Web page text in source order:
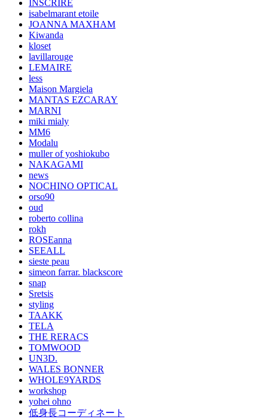
INSCRIRE
isabelmarant etoile
JOANNA MAXHAM
Kiwanda
kloset
lavillarouge
LEMAIRE
less
Maison Margiela
MANTAS EZCARAY
MARNI
miki mialy
MM6
Modalu
muller of yoshiokubo
NAKAGAMI
news
NOCHINO OPTICAL
orso90
oud
roberto collina
rokh
ROSEanna
SEEALL
sieste peau
simeon farrar. blackscore
snap
Sretsis
styling
TAAKK
TELA
THE RERACS
TOMWOOD
UN3D.
WALES BONNER
WHOLE9YARDS
workshop
yohei ohno
低身長コーディネート